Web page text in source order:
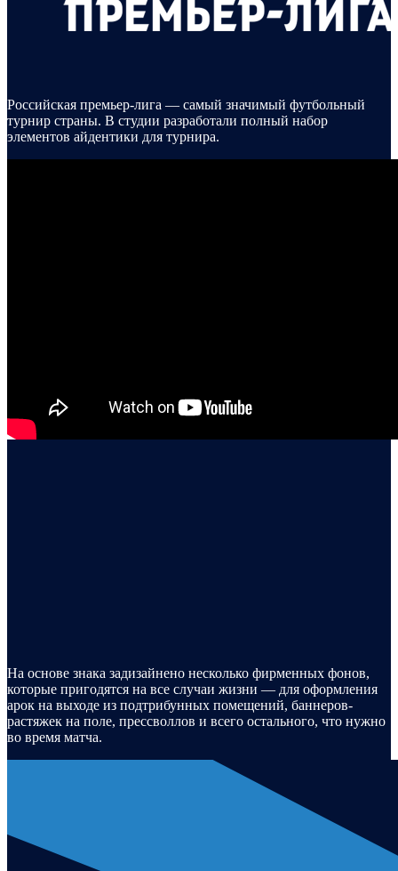
Российская премьер-лига — самый значимый футбольный
турнир страны. В студии разработали полный набор
элементов айдентики для турнира.
На основе знака задизайнено несколько фирменных фонов,
которые пригодятся на все случаи жизни — для оформления
арок на выходе из подтрибунных помещений, баннеров-
растяжек на поле, прессволлов и всего остального, что нужно
во время матча.